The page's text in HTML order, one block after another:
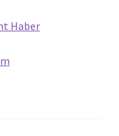
Haber